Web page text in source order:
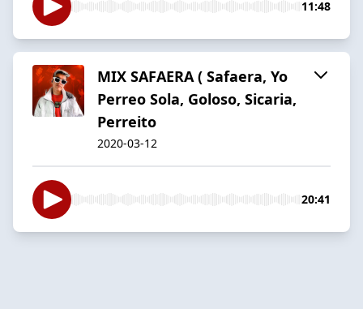
11:48
MIX SAFAERA ( Safaera, Yo
Perreo Sola, Goloso, Sicaria,
Perreito
2020-03-12
20:41